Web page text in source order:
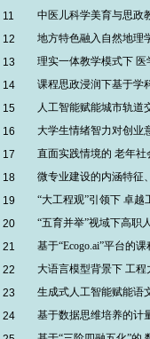
11
中医儿科学美育与思政
12
地方特色融入自然地理
13
理实一体教学模式下
14
课程思政浸润下基于学
15
人工智能赋能城市轨道
16
大学生情绪智力对创业
17
直面实践情境的 老年
18
微专业建设的内涵特征
19
“大工程观”引领下 卓越
20
“五育并举”视域下高职
21
基于“Ecogo.ai”平台的
22
大语言模型背景下 工
23
生成式人工智能赋能语
24
基于数据思维培养的计